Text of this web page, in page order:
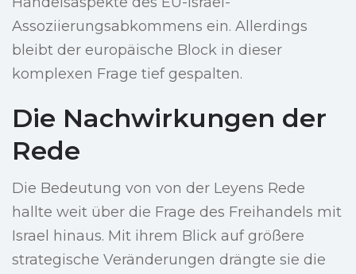
Assoziierungsabkommens ein. Allerdings
bleibt der europäische Block in dieser
komplexen Frage tief gespalten.
Die Nachwirkungen der
Rede
Die Bedeutung von von der Leyens Rede
hallte weit über die Frage des Freihandels mit
Israel hinaus. Mit ihrem Blick auf größere
strategische Veränderungen drängte sie die